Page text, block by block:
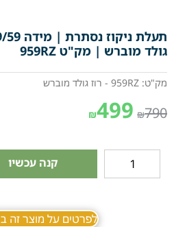
גולד מוברש | מק"ט 959RZ
מק"ט: 959RZ - רוז גולד מוברש
₪790
₪499
קנה עכשיו
לפרטים על מוצר זה ב WhatsApp